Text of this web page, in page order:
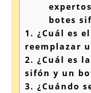
botes
1. ¿Cuál es
reemplazar
2. ¿Cuál es
sifón y un
3. ¿Cuándo